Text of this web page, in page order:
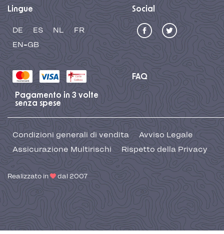
Lingue
DE ES NL
FR
EN-GB
Social
FAQ
Pagamento in 3 volte
senza spese
Condizioni generali di vendita
Avviso Legale
Assicurazione Multirischi
Rispetto della Privacy
Realizzato in dal 2007